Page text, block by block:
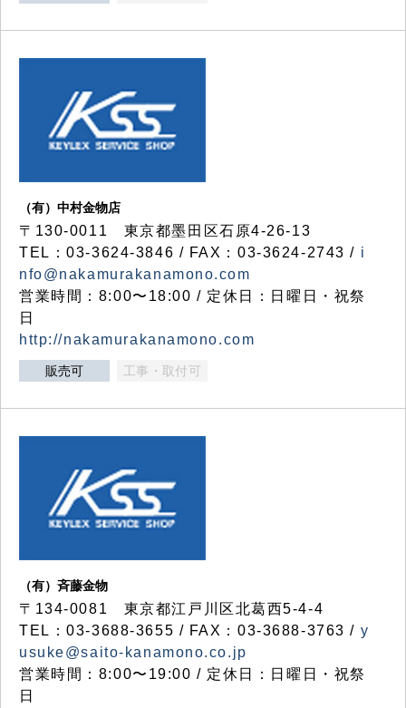
（有）中村金物店
〒130-0011 東京都墨田区石原4-26-13
TEL：03-3624-3846 / FAX：03-3624-2743 / i
nfo@nakamurakanamono.com
営業時間：8:00〜18:00 / 定休日：日曜日・祝祭
日
http://nakamurakanamono.com
販売可 工事・取付可
（有）斉藤金物
〒134-0081 東京都江戸川区北葛西5-4-4
TEL：03-3688-3655 / FAX：03-3688-3763 / y
usuke@saito-kanamono.co.jp
営業時間：8:00〜19:00 / 定休日：日曜日・祝祭
日